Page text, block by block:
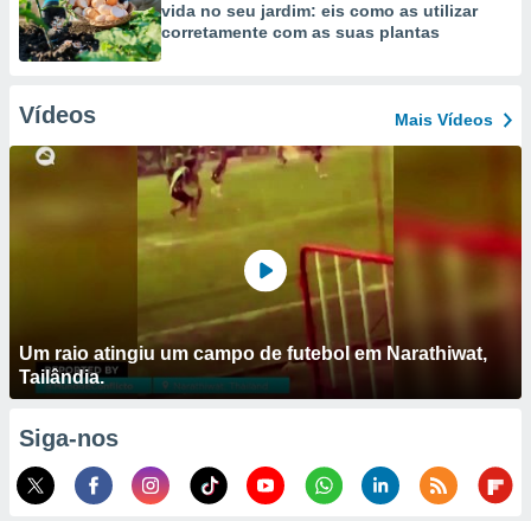
vida no seu jardim: eis como as utilizar
corretamente com as suas plantas
Vídeos Mais Vídeos
Um raio atingiu um campo de futebol em Narathiwat,
Tailândia.
Siga-nos